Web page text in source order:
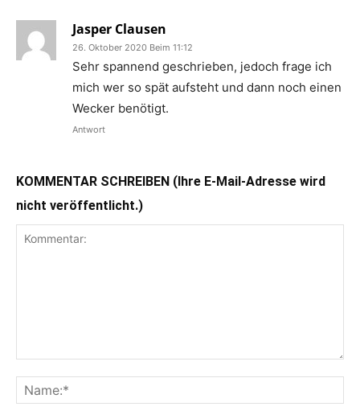
Jasper Clausen
26. Oktober 2020 Beim 11:12
Sehr spannend geschrieben, jedoch frage ich
mich wer so spät aufsteht und dann noch einen
Wecker benötigt.
Antwort
KOMMENTAR SCHREIBEN (Ihre E-Mail-Adresse wird
nicht veröffentlicht.)